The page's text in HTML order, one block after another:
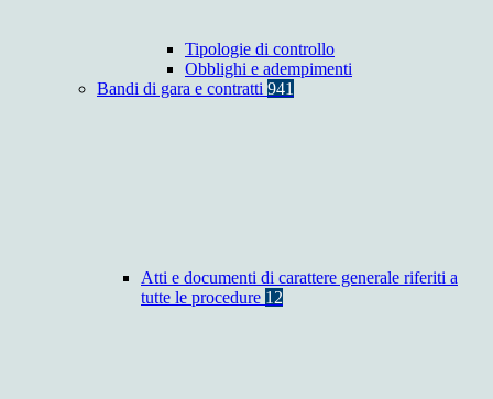
Tipologie di controllo
Obblighi e adempimenti
Bandi di gara e contratti 941
Atti e documenti di carattere generale riferiti a
tutte le procedure 12